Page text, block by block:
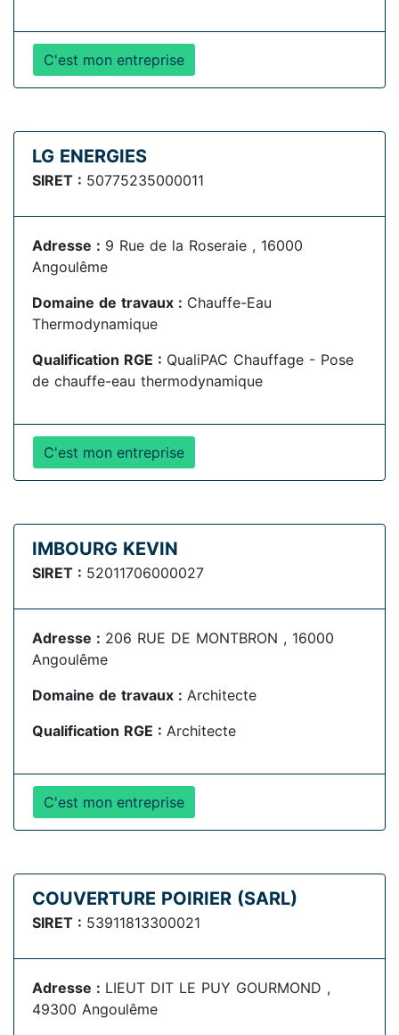
C'est mon entreprise
LG ENERGIES
SIRET : 50775235000011
Adresse : 9 Rue de la Roseraie , 16000
Angoulême
Domaine de travaux : Chauffe-Eau
Thermodynamique
Qualification RGE : QualiPAC Chauffage - Pose
de chauffe-eau thermodynamique
C'est mon entreprise
IMBOURG KEVIN
SIRET : 52011706000027
Adresse : 206 RUE DE MONTBRON , 16000
Angoulême
Domaine de travaux : Architecte
Qualification RGE : Architecte
C'est mon entreprise
COUVERTURE POIRIER (SARL)
SIRET : 53911813300021
Adresse : LIEUT DIT LE PUY GOURMOND ,
49300 Angoulême